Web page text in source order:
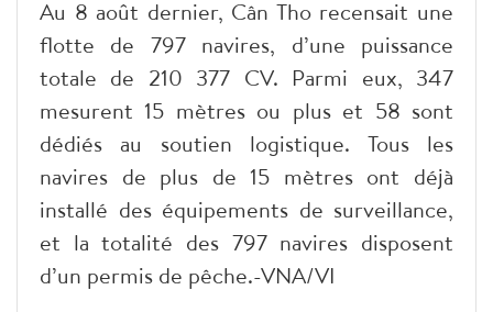
Au 8 août dernier, Cân Tho recensait une
flotte de 797 navires, d’une puissance
totale de 210 377 CV. Parmi eux, 347
mesurent 15 mètres ou plus et 58 sont
dédiés au soutien logistique. Tous les
navires de plus de 15 mètres ont déjà
installé des équipements de surveillance,
et la totalité des 797 navires disposent
d’un permis de pêche.-VNA/VI